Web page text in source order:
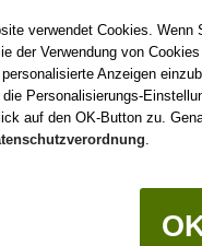
sich von dem,
nachdem
den
André
verwendet Cookies.
der Verwendung von
Anzeigen
Personalisierungs-
auf den OK-Button zu.
.